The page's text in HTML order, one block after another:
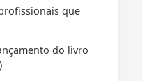
que
do livro